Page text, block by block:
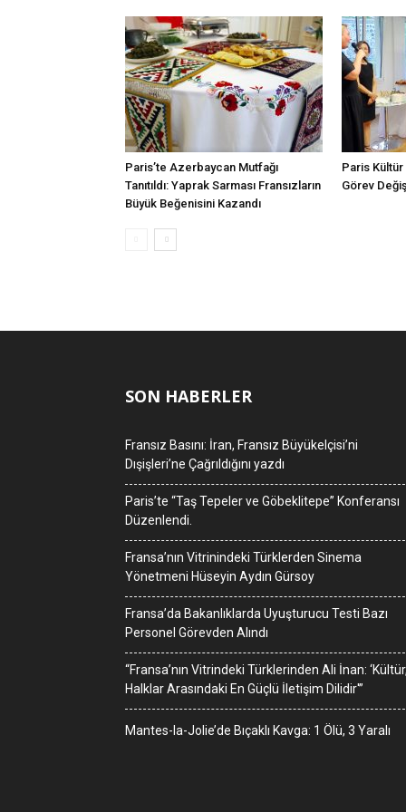
Paris’te Azerbaycan Mutfağı
Tanıtıldı: Yaprak Sarması Fransızların
Büyük Beğenisini Kazandı
Paris Kültür
Görev
SON HABERLER
Fransız Basını: İran, Fransız Büyükelçisi’ni
Dışişleri’ne Çağrıldığını yazdı
Paris’te “Taş Tepeler ve Göbeklitepe” Konferansı
Düzenlendi.
Fransa’nın Vitrinindeki Türklerden Sinema
Yönetmeni Hüseyin Aydın Gürsoy
Fransa’da Bakanlıklarda Uyuşturucu Testi Bazı
Personel Görevden Alındı
“Fransa’nın Vitrindeki Türklerinden Ali İnan: ‘Kültür,
Halklar Arasındaki En Güçlü İletişim Dilidir'”
Mantes-la-Jolie’de Bıçaklı Kavga: 1 Ölü, 3 Yaralı